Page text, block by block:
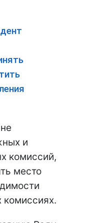
и
комиссий,
место
комиссиях.